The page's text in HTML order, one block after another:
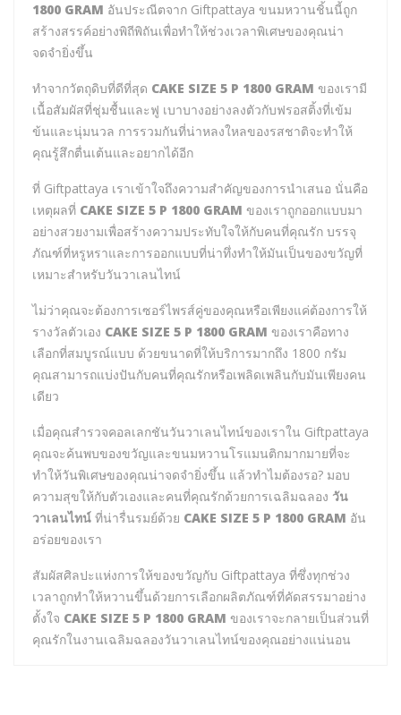
1800 GRAM อันประณีตจาก Giftpattaya ขนมหวานชิ้นนี้ถูก
สร้างสรรค์อย่างพิถีพิถันเพื่อทำให้ช่วงเวลาพิเศษของคุณน่า
จดจำยิ่งขึ้น
ทำจากวัตถุดิบที่ดีที่สุด CAKE SIZE 5 P 1800 GRAM ของเรามี
เนื้อสัมผัสที่ชุ่มชื้นและฟู เบาบางอย่างลงตัวกับฟรอสติ้งที่เข้ม
ข้นและนุ่มนวล การรวมกันที่น่าหลงใหลของรสชาติจะทำให้
คุณรู้สึกตื่นเต้นและอยากได้อีก
ที่ Giftpattaya เราเข้าใจถึงความสำคัญของการนำเสนอ นั่นคือ
เหตุผลที่ CAKE SIZE 5 P 1800 GRAM ของเราถูกออกแบบมา
อย่างสวยงามเพื่อสร้างความประทับใจให้กับคนที่คุณรัก บรรจุ
ภัณฑ์ที่หรูหราและการออกแบบที่น่าทึ่งทำให้มันเป็นของขวัญที่
เหมาะสำหรับวันวาเลนไทน์
ไม่ว่าคุณจะต้องการเซอร์ไพรส์คู่ของคุณหรือเพียงแค่ต้องการให้
รางวัลตัวเอง CAKE SIZE 5 P 1800 GRAM ของเราคือทาง
เลือกที่สมบูรณ์แบบ ด้วยขนาดที่ให้บริการมากถึง 1800 กรัม
คุณสามารถแบ่งปันกับคนที่คุณรักหรือเพลิดเพลินกับมันเพียงคน
เดียว
เมื่อคุณสำรวจคอลเลกชันวันวาเลนไทน์ของเราใน Giftpattaya
คุณจะค้นพบของขวัญและขนมหวานโรแมนติกมากมายที่จะ
ทำให้วันพิเศษของคุณน่าจดจำยิ่งขึ้น แล้วทำไมต้องรอ? มอบ
ความสุขให้กับตัวเองและคนที่คุณรักด้วยการเฉลิมฉลอง วัน
วาเลนไทน์ ที่น่ารื่นรมย์ด้วย CAKE SIZE 5 P 1800 GRAM อัน
อร่อยของเรา
สัมผัสศิลปะแห่งการให้ของขวัญกับ Giftpattaya ที่ซึ่งทุกช่วง
เวลาถูกทำให้หวานขึ้นด้วยการเลือกผลิตภัณฑ์ที่คัดสรรมาอย่าง
ตั้งใจ CAKE SIZE 5 P 1800 GRAM ของเราจะกลายเป็นส่วนที่
คุณรักในงานเฉลิมฉลองวันวาเลนไทน์ของคุณอย่างแน่นอน